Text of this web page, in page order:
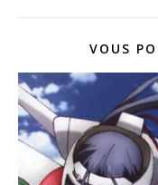
VOUS